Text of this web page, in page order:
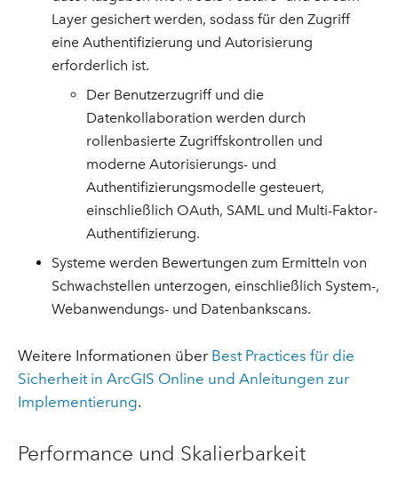
Layer gesichert werden, sodass für den Zugriff
eine Authentifizierung und Autorisierung
erforderlich ist.
Der Benutzerzugriff und die
Datenkollaboration werden durch
rollenbasierte Zugriffskontrollen und
moderne Autorisierungs- und
Authentifizierungsmodelle gesteuert,
einschließlich OAuth, SAML und Multi-Faktor-
Authentifizierung.
Systeme werden Bewertungen zum Ermitteln von
Schwachstellen unterzogen, einschließlich System-,
Webanwendungs- und Datenbankscans.
Weitere Informationen über Best Practices für die
Sicherheit in ArcGIS Online und Anleitungen zur
Implementierung.
Performance und Skalierbarkeit